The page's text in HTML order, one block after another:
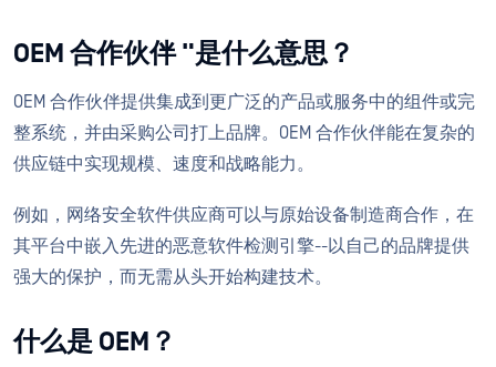
OEM 合作伙伴 "是什么意思？
OEM 合作伙伴提供集成到更广泛的产品或服务中的组件或完
整系统，并由采购公司打上品牌。OEM 合作伙伴能在复杂的
供应链中实现规模、速度和战略能力。
例如，网络安全软件供应商可以与原始设备制造商合作，在
其平台中嵌入先进的恶意软件检测引擎--以自己的品牌提供
强大的保护，而无需从头开始构建技术。
什么是 OEM？